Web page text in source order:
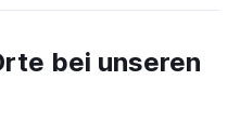
bei unseren